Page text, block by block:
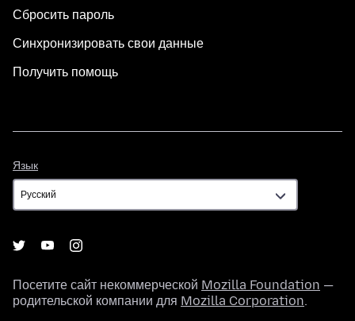
Сбросить пароль
Синхронизировать свои данные
Получить помощь
Язык
Посетите сайт некоммерческой Mozilla Foundation —
родительской компании для Mozilla Corporation.